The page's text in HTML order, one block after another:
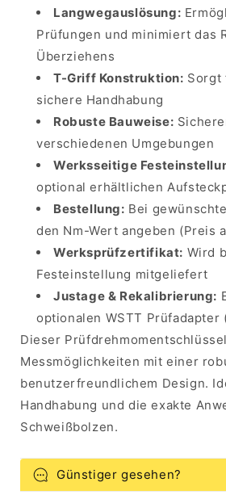
Langwegauslösung:
Prüfungen und minimiert das
Überziehens
T-Griff Konstruktion: Sorgt
sichere Handhabung
Robuste Bauweise:
verschiedenen Umgebungen
Werksseitige
optional erhältlichen
Bestellung: Bei
den Nm-Wert angeben (Preis
Werksprüfzertifikat: Wird
Festeinstellung mitgeliefert
Justage & Rekalibrierung:
optionalen WSTT Prüfadapter
Dieser
Messmöglichkeiten mit einer
benutzerfreundlichem Design.
Handhabung und die exakte
Schweißbolzen.
Günstiger gesehen?